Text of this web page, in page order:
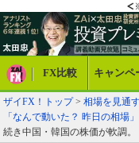
FX比較 キャンペ
ザイFX！トップ> 相場を見通
「なんで動いた？ 昨日の相場」
続き中国・韓国の株価が軟調。